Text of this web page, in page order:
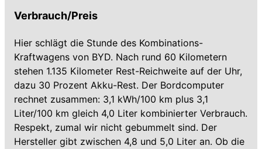
Verbrauch/Preis
Hier schlägt die Stunde des Kombinations-
Kraftwagens von BYD. Nach rund 60 Kilometern
stehen 1.135 Kilometer Rest-Reichweite auf der Uhr,
dazu 30 Prozent Akku-Rest. Der Bordcomputer
rechnet zusammen: 3,1 kWh/100 km plus 3,1
Liter/100 km gleich 4,0 Liter kombinierter Verbrauch.
Respekt, zumal wir nicht gebummelt sind. Der
Hersteller gibt zwischen 4,8 und 5,0 Liter an. Ob die